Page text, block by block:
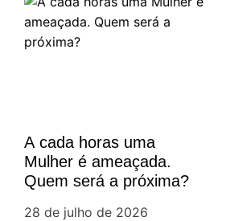
A cada horas uma
Mulher é ameaçada.
Quem será a próxima?
28 de julho de 2026